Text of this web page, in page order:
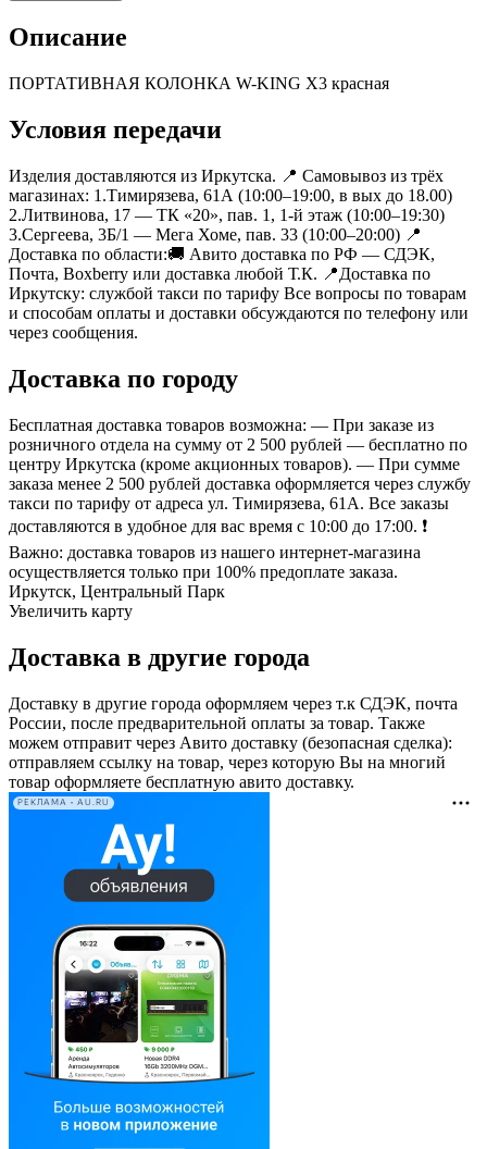
Описание
ПОРТАТИВНАЯ КОЛОНКА W-KING X3 красная
Условия передачи
Изделия доставляются из Иркутска. 📍 Самовывоз из трёх
магазинах: 1.Тимирязева, 61А (10:00–19:00, в вых до 18.00)
2.Литвинова, 17 — ТК «20», пав. 1, 1-й этаж (10:00–19:30)
3.Сергеева, 3Б/1 — Мега Хоме, пав. 33 (10:00–20:00) 📍
Доставка по области:🚚 Авито доставка по РФ — СДЭК,
Почта, Boxberry или доставка любой Т.К. 📍Доставка по
Иркутску: службой такси по тарифу Все вопросы по товарам
и способам оплаты и доставки обсуждаются по телефону или
через сообщения.
Доставка по городу
Бесплатная доставка товаров возможна: — При заказе из
розничного отдела на сумму от 2 500 рублей — бесплатно по
центру Иркутска (кроме акционных товаров). — При сумме
заказа менее 2 500 рублей доставка оформляется через службу
такси по тарифу от адреса ул. Тимирязева, 61А. Все заказы
доставляются в удобное для вас время с 10:00 до 17:00. ❗
Важно: доставка товаров из нашего интернет-магазина
осуществляется только при 100% предоплате заказа.
Иркутск, Центральный Парк
Увеличить карту
Доставка в другие города
Доставку в другие города оформляем через т.к СДЭК, почта
России, после предварительной оплаты за товар. Также
можем отправит через Авито доставку (безопасная сделка):
отправляем ссылку на товар, через которую Вы на многий
товар оформляете бесплатную авито доставку.
РЕКЛАМА • AU.RU